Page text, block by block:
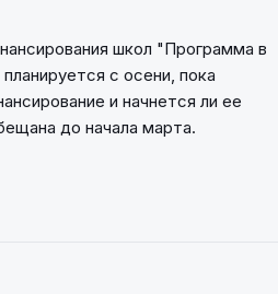
школ "Программа в
с осени, пока
и начнется ли ее
до начала марта.